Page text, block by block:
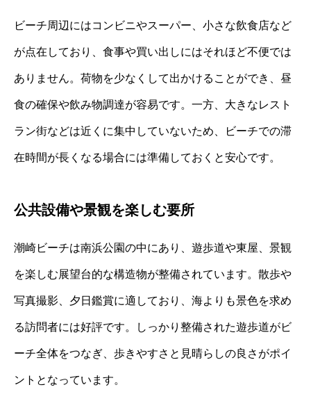
ビーチ周辺にはコンビニやスーパー、小さな飲食店など
が点在しており、食事や買い出しにはそれほど不便では
ありません。荷物を少なくして出かけることができ、昼
食の確保や飲み物調達が容易です。一方、大きなレスト
ラン街などは近くに集中していないため、ビーチでの滞
在時間が長くなる場合には準備しておくと安心です。
公共設備や景観を楽しむ要所
潮崎ビーチは南浜公園の中にあり、遊歩道や東屋、景観
を楽しむ展望台的な構造物が整備されています。散歩や
写真撮影、夕日鑑賞に適しており、海よりも景色を求め
る訪問者には好評です。しっかり整備された遊歩道がビ
ーチ全体をつなぎ、歩きやすさと見晴らしの良さがポイ
ントとなっています。